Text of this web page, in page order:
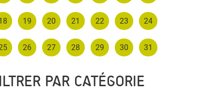
19 20 21 22 23 24
26 27 28 29 30 31
PAR CATÉGORIE